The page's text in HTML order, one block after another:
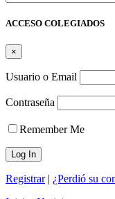
ACCESO COLEGIADOS
×
Usuario o Email
Contraseña
Remember Me
Registrar| ¿Perdió su